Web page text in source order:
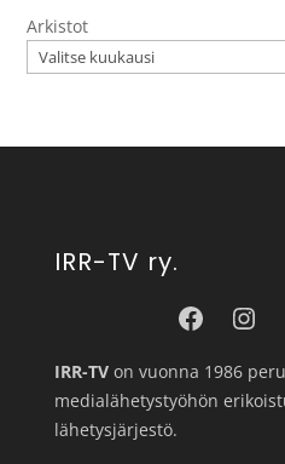
Arkistot
IRR-TV ry.
IRR-TVon vuonna 1986
medialähetystyöhön
lähetysjärjestö.